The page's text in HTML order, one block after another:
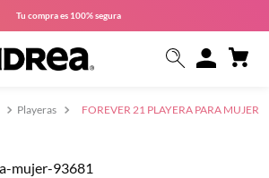
Tu compra es 100% segura
Playeras
FOREVER 21 PLAYERA PARA MUJER